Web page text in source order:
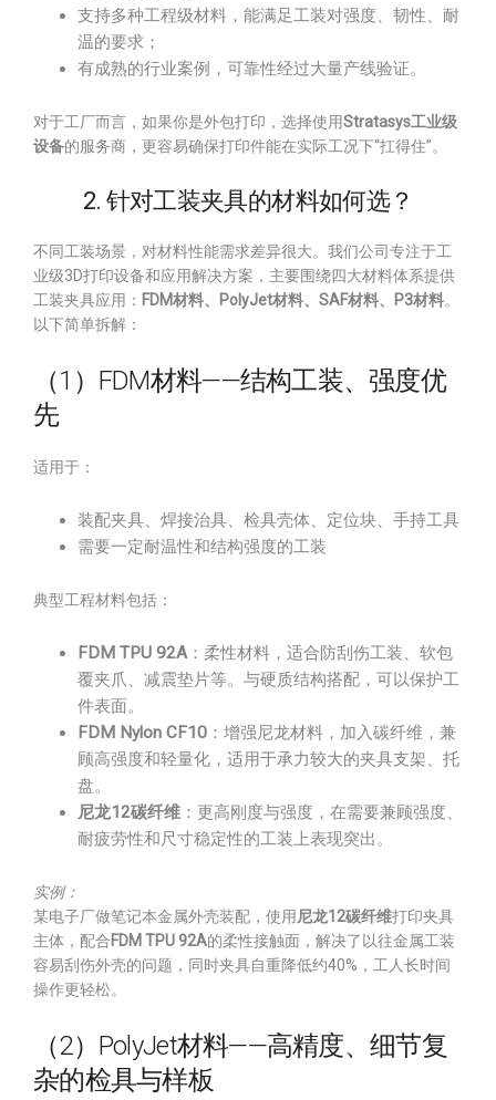
支持多种工程级材料，能满足工装对强度、韧性、耐
温的要求；
有成熟的行业案例，可靠性经过大量产线验证。
对于工厂而言，如果你是外包打印，选择使用Stratasys工业级
设备的服务商，更容易确保打印件能在实际工况下“扛得住”。
2. 针对工装夹具的材料如何选？
不同工装场景，对材料性能需求差异很大。我们公司专注于工
业级3D打印设备和应用解决方案，主要围绕四大材料体系提供
工装夹具应用： FDM材料、PolyJet材料、SAF材料、P3材料。
以下简单拆解：
（1）FDM材料——结构工装、强度优
先
适用于：
装配夹具、焊接治具、检具壳体、定位块、手持工具
需要一定耐温性和结构强度的工装
典型工程材料包括：
FDM TPU 92A：柔性材料，适合防刮伤工装、软包
覆夹爪、减震垫片等。与硬质结构搭配，可以保护工
件表面。
FDM Nylon CF10 ：增强尼龙材料，加入碳纤维，兼
顾高强度和轻量化，适用于承力较大的夹具支架、托
盘。
尼龙12碳纤维 ：更高刚度与强度，在需要兼顾强度、
耐疲劳性和尺寸稳定性的工装上表现突出。
实例：
某电子厂做笔记本金属外壳装配，使用 尼龙12碳纤维打印夹具
主体，配合FDM TPU 92A的柔性接触面，解决了以往金属工装
容易刮伤外壳的问题，同时夹具自重降低约40%，工人长时间
操作更轻松。
（2）PolyJet材料——高精度、细节复
杂的检具与样板